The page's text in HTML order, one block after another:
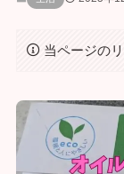
当ページの